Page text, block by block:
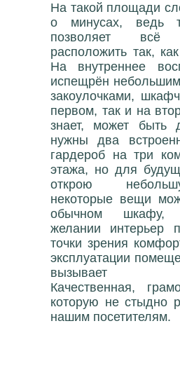
На такой площади
о минусах, ведь
позволяет
расположить так,
На внутреннее
испещрён
закоулочками,
первом, так и на
знает, может быть
нужны два
гардероб на три
этажа, но для
открою
некоторые вещи
обычном
желании интерьер
точки зрения
эксплуатации
вызывает
Качественная,
которую не стыдно
нашим посетителям.